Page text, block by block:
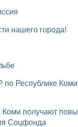
нашего города!
Соцфонда